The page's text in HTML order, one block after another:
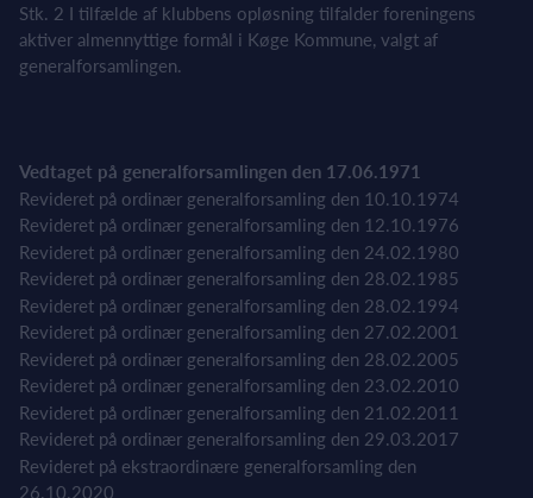
Stk. 2 I tilfælde af klubbens opløsning tilfalder foreningens
aktiver almennyttige formål i Køge Kommune, valgt af
generalforsamlingen.
Vedtaget på generalforsamlingen den 17.06.1971
Revideret på ordinær generalforsamling den 10.10.1974
Revideret på ordinær generalforsamling den 12.10.1976
Revideret på ordinær generalforsamling den 24.02.1980
Revideret på ordinær generalforsamling den 28.02.1985
Revideret på ordinær generalforsamling den 28.02.1994
Revideret på ordinær generalforsamling den 27.02.2001
Revideret på ordinær generalforsamling den 28.02.2005
Revideret på ordinær generalforsamling den 23.02.2010
Revideret på ordinær generalforsamling den 21.02.2011
Revideret på ordinær generalforsamling den 29.03.2017
Revideret på ekstraordinære generalforsamling den
26.10.2020